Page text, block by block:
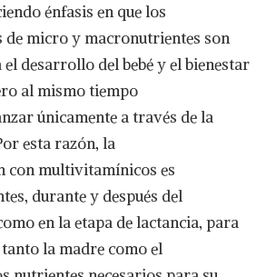
énfasis en que los
de micro y macronutrientes son
el desarrollo del bebé y el bienestar
al mismo tiempo
únicamente a través de la
esta razón, la
con multivitamínicos es
durante y después del
en la etapa de lactancia, para
la madre como el